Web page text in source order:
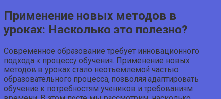
Применение новых методов в
уроках: Насколько это полезно?
Современное образование требует инновационного
подхода к процессу обучения. Применение новых
методов в уроках стало неотъемлемой частью
образовательного процесса, позволяя адаптировать
обучение к потребностям учеников и требованиям